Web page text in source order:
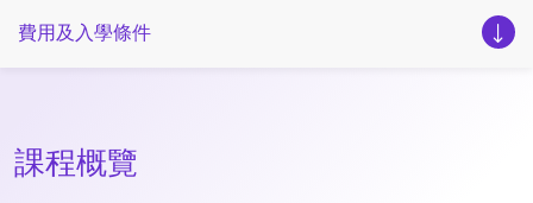
費用及入學條件
課程概覽